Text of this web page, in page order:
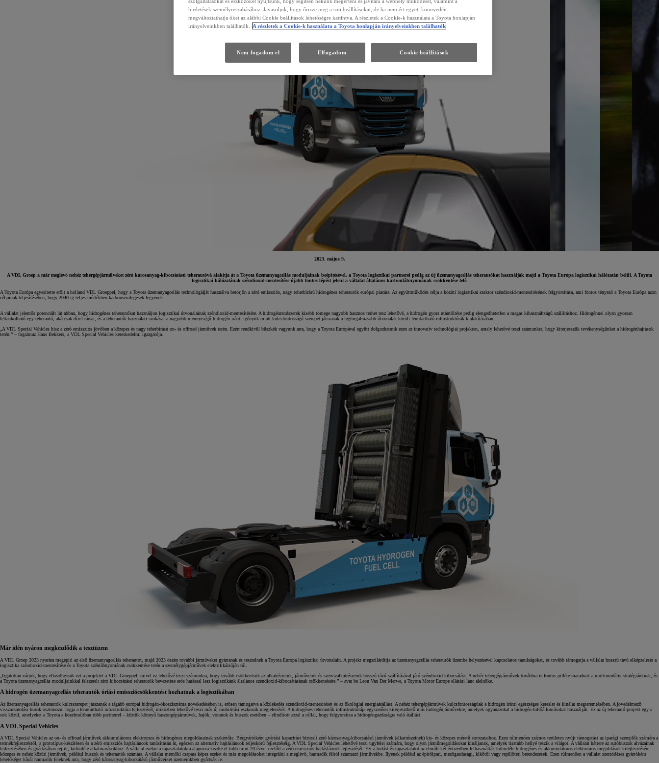
-tól
Yaris Cross
HYBRID
Kiemelt ajánlataink
2023. május 9.
A VDL Groep a már meglévő nehéz tehergépjárműveket zéró károsanyag-kibocsátású teherautóvá alakítja át a Toyota üzemanyagcellás moduljainak beépítésével, a Toyota logisztikai partnerei pedig az új üzemanyagcellás teherautókat használják majd a Toyota Európa logisztikai hálózatán belül. A Toyota
logisztikai hálózatának széndioxid-mentesítése újabb fontos lépést jelent a vállalat általános karbonlábnyomának csökkentése felé.
A Toyota Európa egyesítette erőit a holland VDL Groeppel, hogy a Toyota üzemanyagcellás technológiáját használva betörjön a zéró emissziós, nagy teherbírású hidrogénes teherautók európai piacára. Az együttműködés célja a közúti logisztikai szektor széndioxid-mentesítésének felgyorsítása, ami fontos tényező a Toyota Európa azon
céljainak teljesítésében, hogy 2040-ig teljes mértékben karbonsemlegesek legyenek.
A vállalat jelentős potenciált lát abban, hogy hidrogénes teherautókat használjon logisztikai útvonalainak széndioxid-mentesítésére. A hidrogénrendszerek kisebb tömege nagyobb hasznos terhet tesz lehetővé, a hidrogén gyors utántöltése pedig elengedhetetlen a magas kihasználtságú szállításhoz. Hidrogénnel olyan gyorsan
feltankolható egy teherautó, akárcsak dízel társai, és a teherautók használati szokásai a nagyobb mennyiségű hidrogén iránti igényük miatt kulcsfontosságú szerepet játszanak a legforgalmasabb útvonalak körüli fenntartható infrastruktúrák kialakításában.
„A VDL Special Vehicles hisz a zéró emissziós jövőben a közepes és nagy teherbírású on- és offroad járművek terén. Ezért rendkívül büszkék vagyunk arra, hogy a Toyota Európával együtt dolgozhatunk ezen az innovatív technológiai projekten, amely lehetővé teszi számunkra, hogy kiterjesszük tevékenységünket a hidrogénhajtások
terén.” – fogalmaz Hans Bekkers, a VDL Special Vehicles kereskedelmi igazgatója.
Már idén nyáron megkezdődik a tesztüzem
A VDL Groep 2023 nyarára megépíti az első üzemanyagcellás teherautót, majd 2023 őszén további járműveket gyártanak és tesztelnek a Toyota Európa logisztikai útvonalain. A projekt megszilárdítja az üzemanyagcellás teherautók üzembe helyezésével kapcsolatos tanulságokat, és tovább támogatja a vállalat hosszú távú elképzelését a
logisztika széndioxid-mentesítése és a Toyota szénlábnyomának csökkentése terén a személygépjárművek elektrifikációján túl.
„Izgatottan várjuk, hogy elkezdhessük ezt a projektet a VDL Groeppel, mivel ez lehetővé teszi számunkra, hogy tovább csökkentsük az alkatrészeink, járműveink és szervizalkatrészeink hosszú távú szállításával járó széndioxid-kibocsátást. A nehéz tehergépjárművek továbbra is fontos pillére maradnak a multimodális stratégiánknak, és
a Toyota üzemanyagcellás moduljainkkal felszerelt zéró kibocsátású teherautók bevezetése erős hatással lesz logisztikánk általános széndioxid-kibocsátásának csökkentésére.” – avat be Leon Van Der Merwe, a Toyota Motor Europe ellátási lánc alelnöke.
A hidrogén üzemanyagcellás teherautók óriási emissziócsökkentést hozhatnak a logisztikában
Az üzemanyagcellás teherautók kulcsszerepet játszanak a tágabb európai hidrogén-ökoszisztéma növekedésében is, erősen támogatva a közlekedés széndioxid-mentesítését és az ökológiai energiaátállást. A nehéz tehergépjárművek kulcsfontosságúak a hidrogén iránti egészséges kereslet és kínálat megteremtésében. A jövedelmező
visszacsatolási hurok ösztönözni fogja a fenntartható infrastruktúra fejlesztését, miközben lehetővé teszi más új mobilitási eszközök megjelenését. A hidrogénes teherautók infrastruktúrája egyszerűen kiterjeszthető más hidrogénjárművekre, amelyek ugyanazokat a hidrogén-töltőállomásokat használják. Ez az új teherautó-projekt egy a
sok közül, amelyeket a Toyota a közelmúltban több partnerrel – köztük könnyű haszongépjárművek, hajók, vonatok és buszok esetében – elindított azzal a céllal, hogy felgyorsítsa a hidrogéngazdaságra való átállást.
A VDL Special Vehicles
A VDL Special Vehicles az on- és offroad járművek akkumulátoros elektromos és hidrogénes megoldásainak szakértője. Bérgyártóként gyártási kapacitást biztosít zéró károsanyag-kibocsátású járművek (alkatrészeinek) kis- és közepes méretű sorozataihoz. Ezen túlmenően számos területen nyújt támogatást az iparági szereplők számára a
termékfejlesztéstől, a prototípus-készítésen és a zéró emissziós hajtásláncok tanúsításán át, egészen az alternatív hajtásláncok teljeskörű fejlesztéséig. A VDL Special Vehicles lehetővé teszi ügyfelei számára, hogy olyan járműmegoldásokat kínáljanak, amelyek tisztább hellyé teszik a világot. A vállalat háttere az autóbuszok alvázainak
fejlesztésében és gyártásában rejlik, különféle alkalmazásokhoz. A vállalat ezekre a tapasztalatokra alapozva kezdte el több mint 20 évvel ezelőtt a zéró emissziós hajtásláncok fejlesztését. Ezt a tudást és tapasztalatot az elmúlt két évtizedben felhasználták különféle hidrogénes és akkumulátoros elektromos megoldások kifejlesztésére
közepes és nehéz közúti járművek, például buszok és teherautók számára. A vállalat mérnöki csapata képes ezeket és más megoldásokat integrálni a meglévő, harmadik féltől származó járművekbe. Ilyenek például az építőipari, mezőgazdasági, kikötői vagy repülőtéri berendezések. Ezen túlmenően a vállalat szerződéses gyártóként
lehetőséget kínál harmadik feleknek arra, hogy zéró károsanyag-kibocsátású járműveiket üzemeinkben gyártsák le.
hirdetések személyreszabásához. Javasoljuk, hogy őrizze meg a süti beállításokat, de ha nem ért egyet, könnyedén
megváltoztathatja őket az alábbi Cookie beállítások lehetőségre kattintva. A részletek a Cookie-k használata a Toyota honlapján
irányelveinkben találhatók.
A részletek a Cookie-k használata a Toyota honlapján irányelveinkben találhatók
Cookie beállítások
Nem fogadom el Elfogadom